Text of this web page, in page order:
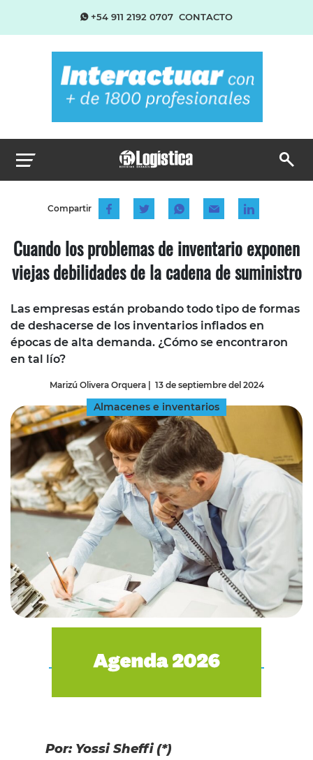
+54 911 2192 0707 CONTACTO
Compartir
Cuando los problemas de inventario exponen
viejas debilidades de la cadena de suministro
Las empresas están probando todo tipo de formas
de deshacerse de los inventarios inflados en
épocas de alta demanda. ¿Cómo se encontraron
en tal lío?
Marizú Olivera Orquera| 13 de septiembre del 2024
Almacenes e inventarios
Por: Yossi Sheffi (*)